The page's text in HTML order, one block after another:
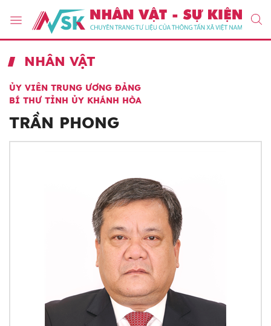
NHÂN VẬT
ỦY VIÊN TRUNG ƯƠNG ĐẢNG
BÍ THƯ TỈNH ỦY KHÁNH HÒA
TRẦN PHONG